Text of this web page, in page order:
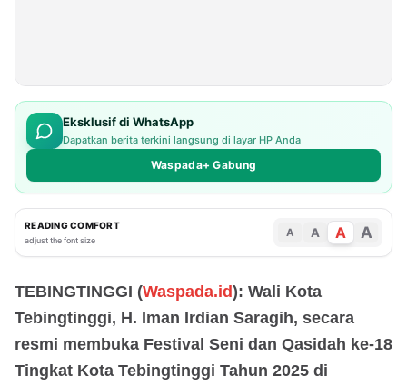
Eksklusif di WhatsApp
Dapatkan berita terkini langsung di layar HP Anda
Waspada+ Gabung
READING COMFORT
adjust the font size
A A A A
TEBINGTINGGI (Waspada.id): Wali Kota
Tebingtinggi, H. Iman Irdian Saragih, secara
resmi membuka Festival Seni dan Qasidah ke-18
Tingkat Kota Tebingtinggi Tahun 2025 di